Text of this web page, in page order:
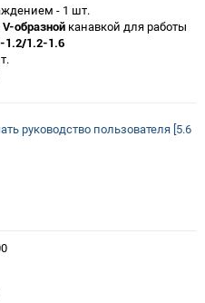
- 1 шт.
V-образной канавкой для работы
1.2/1.2-1.6
руководство пользователя [5.6